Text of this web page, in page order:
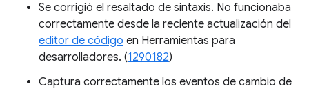
Se corrigió el resaltado de sintaxis. No funcionaba
correctamente desde la reciente actualización del
editor de código en Herramientas para
desarrolladores. (1290182)
Captura correctamente los eventos de cambio de